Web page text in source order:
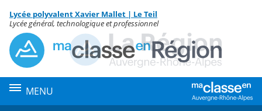
Menu de la rubrique
Contenu
Lycée polyvalent Xavier Mallet | Le Teil
Lycée général, technologique et professionnel
MENU